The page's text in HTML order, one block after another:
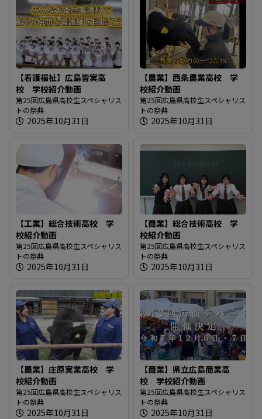
【看護福祉】広島皆実高
校 学校紹介動画
第25回広島県高校生スペシャリス
トの祭典
2025年10月31日
【農業】西条農業高校 学
校紹介動画
第25回広島県高校生スペシャリス
トの祭典
2025年10月31日
【工業】総合技術高校 学
校紹介動画
第25回広島県高校生スペシャリス
トの祭典
2025年10月31日
【商業】総合技術高校 学
校紹介動画
第25回広島県高校生スペシャリス
トの祭典
2025年10月31日
【農業】庄原実業高校 学
校紹介動画
第25回広島県高校生スペシャリス
トの祭典
2025年10月31日
【商業】県立広島商業高
校 学校紹介動画
第25回広島県高校生スペシャリス
トの祭典
2025年10月31日